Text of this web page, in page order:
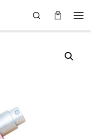
Search